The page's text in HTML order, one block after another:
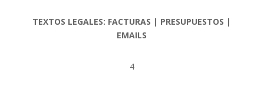
TEXTOS LEGALES: FACTURAS | PRESUPUESTOS |
EMAILS
4